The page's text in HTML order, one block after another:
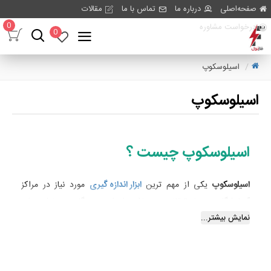
صفحه‌اصلی درباره ما تماس با ما
مقالات
درخواست مشاوره
0
0
اسیلوسکوپ
اسیلوسکوپ
اسیلوسکوپ چیست ؟
اسیلوسکوپیکی از مهم ترینابزار اندازه گیری مورد نیاز در مراکز
نمایش شکل موج ولتاژ در زمان های مختلف استفاده کنیم. صفحه
نمایش بیشتر...